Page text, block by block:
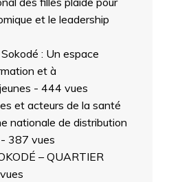
et le leadership
: Un espace
et à
- 444 vues
et acteurs de la santé
nationale de distribution
- 387 vues
– QUARTIER